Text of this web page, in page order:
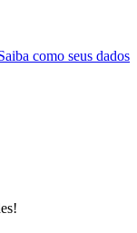
como seus dados